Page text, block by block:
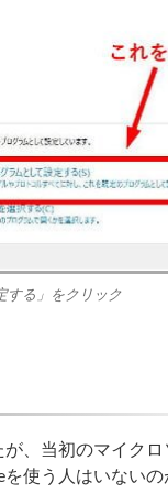
する」をクリック
、当初のマイクロ
使う人はいないの